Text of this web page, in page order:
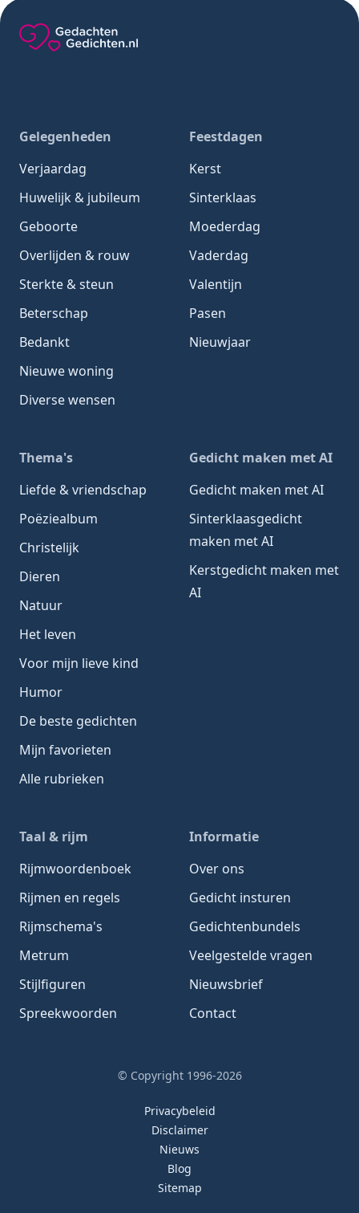
Gelegenheden
Verjaardag
Huwelijk & jubileum
Geboorte
Overlijden & rouw
Sterkte & steun
Beterschap
Bedankt
Nieuwe woning
Diverse wensen
Feestdagen
Kerst
Sinterklaas
Moederdag
Vaderdag
Valentijn
Pasen
Nieuwjaar
Thema's
Liefde & vriendschap
Poëziealbum
Christelijk
Dieren
Natuur
Het leven
Voor mijn lieve kind
Humor
De beste gedichten
Mijn favorieten
Alle rubrieken
Gedicht maken met AI
Gedicht maken met AI
Sinterklaasgedicht
maken met AI
Kerstgedicht maken met
AI
Taal & rijm
Rijmwoordenboek
Rijmen en regels
Rijmschema's
Metrum
Stijlfiguren
Spreekwoorden
Informatie
Over ons
Gedicht insturen
Gedichtenbundels
Veelgestelde vragen
Nieuwsbrief
Contact
© Copyright 1996-2026
Privacybeleid
Disclaimer
Nieuws
Blog
Sitemap